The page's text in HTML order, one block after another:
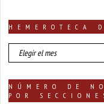
HEMEROTECA
HEMEROTECA
DE
NÚMERO DE
POR